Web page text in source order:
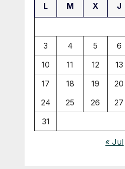
L M X J
3
4 5 6
10
11 12 13
17
18 19 20
24
25 26 27
31
« Jul